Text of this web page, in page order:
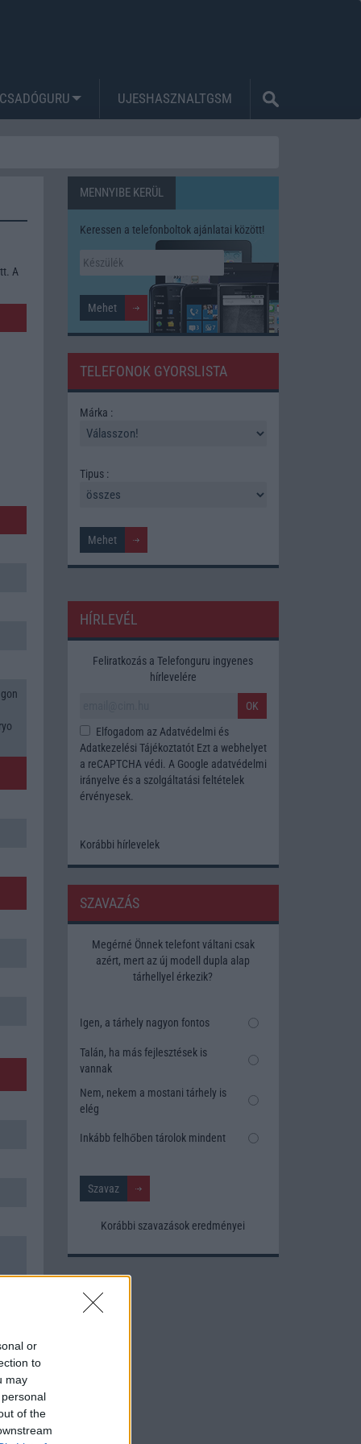
or
to
may
of the
UJESHASZNALTGSM
A
MENNYIBE KERÜL
Keressen a telefonboltok ajánlatai között!
TELEFONOK GYORSLISTA
Márka :
Tipus :
HÍRLEVÉL
Feliratkozás a Telefonguru ingyenes
hírlevelére
OK
Elfogadom az Adatvédelmi és
Adatkezelési TájékoztatótEzt a webhelyet
a reCAPTCHA védi. A Google adatvédelmi
irányelve és a szolgáltatási feltételek
érvényesek.
Korábbi hírlevelek
SZAVAZÁS
Megérné Önnek telefont váltani csak
azért, mert az új modell dupla alap
tárhellyel érkezik?
Igen, a tárhely nagyon fontos
Talán, ha más fejlesztések is
vannak
Nem, nekem a mostani tárhely is
elég
Inkább felhőben tárolok mindent
Korábbi szavazások eredményei